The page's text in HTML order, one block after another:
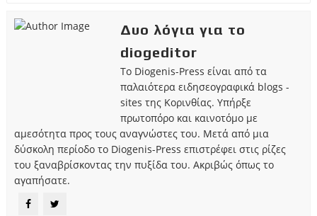
Δυο λόγια για το
diogeditor
Το Diogenis-Press είναι από τα
παλαιότερα ειδησεογραφικά blogs -
sites της Κορινθίας. Υπήρξε
πρωτοπόρο και καινοτόμο με
αμεσότητα προς τους αναγνώστες του. Μετά από μια
δύσκολη περίοδο το Diogenis-Press επιστρέφει στις ρίζες
του ξαναβρίσκοντας την πυξίδα του. Ακριβώς όπως το
αγαπήσατε.